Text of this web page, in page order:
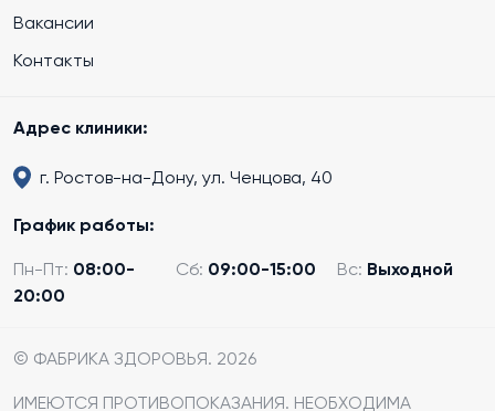
Вакансии
Контакты
Адрес клиники:
г. Ростов-на-Дону, ул. Ченцова, 40
График работы:
Пн-Пт: 08:00-
20:00
Сб: 09:00-15:00 Вс: Выходной
© ФАБРИКА ЗДОРОВЬЯ. 2026
ИМЕЮТСЯ ПРОТИВОПОКАЗАНИЯ. НЕОБХОДИМА